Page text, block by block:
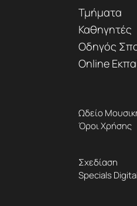
Τμήματα
Καθηγητές
Οδηγός
Online
Ωδείο
Όροι Χρήσης
Σχεδίαση
Specials